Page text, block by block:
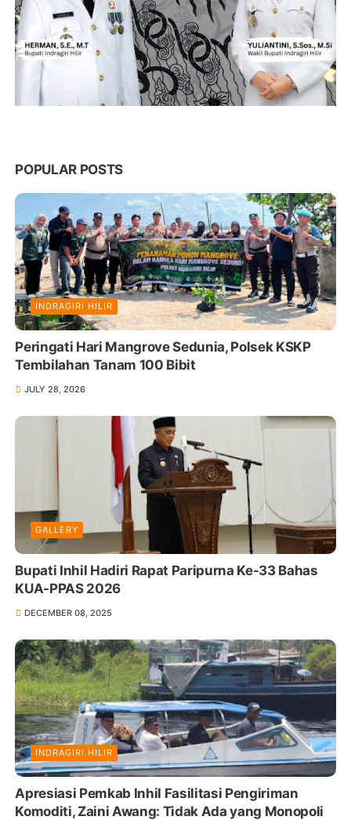
POPULAR POSTS
INDRAGIRI HILIR
Peringati Hari Mangrove Sedunia, Polsek KSKP
Tembilahan Tanam 100 Bibit
JULY 28, 2026
GALLERY
Bupati Inhil Hadiri Rapat Paripurna Ke-33 Bahas
KUA-PPAS 2026
DECEMBER 08, 2025
INDRAGIRI HILIR
Apresiasi Pemkab Inhil Fasilitasi Pengiriman
Komoditi, Zaini Awang: Tidak Ada yang Monopoli